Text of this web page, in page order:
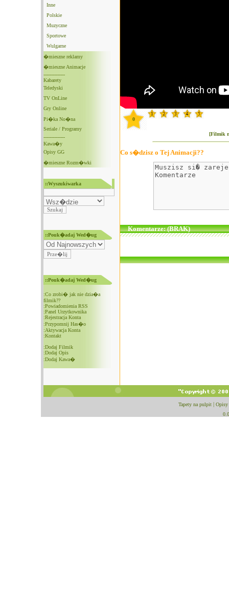
Inne
Polskie
Muzyczne
Sportowe
Wulgarne
�mieszne reklamy
�mieszne Animacje
--------------
Kabarety
Teledyski
TV OnLine
Gry Online
Pi�ka No�na
Seriale / Programy
--------------
Kawa�y
Opisy GG
�mieszne Rozm�wki
::Wyszukiwarka
::Pouk�adaj Wed�ug
::Pouk�adaj Wed�ug
:Co zrobi� jak nie dzia�a
filmik??
:Powiadomienia RSS
:Panel Urzytkownika
:Rejestracja Konta
:Przypomnij Has�o
:Aktywacja Konta
:Kontakt
:Dodaj Filmik
:Dodaj Opis
:Dodaj Kawa�
0
[Filmik
Co s�dzisz o Tej Animacji??
Komentarze: (BRAK)
Tapety na pulpit
Opisy